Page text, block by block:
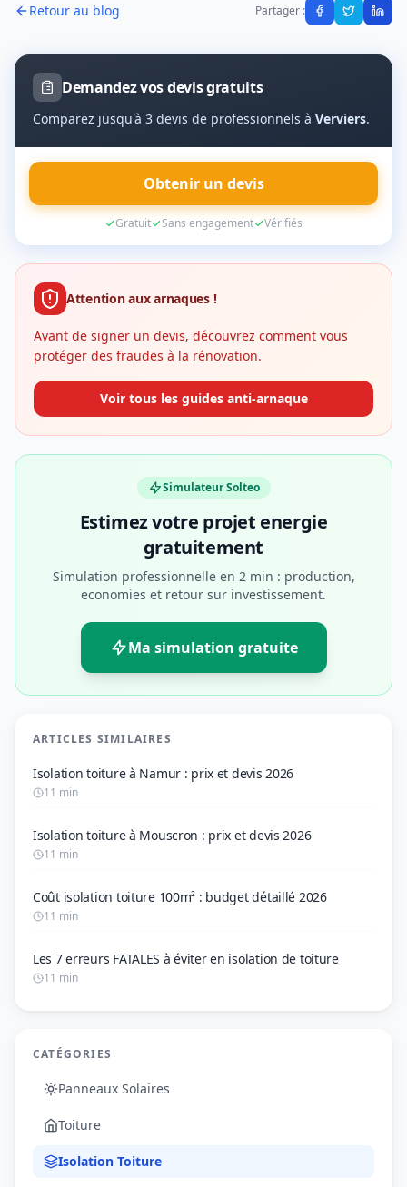
Retour au blog Partager :
Demandez vos devis gratuits
Comparez jusqu'à 3 devis de professionnels à Verviers.
Obtenir un devis
Gratuit Sans engagement Vérifiés
Attention aux arnaques !
Avant de signer un devis, découvrez comment vous
protéger des fraudes à la rénovation.
Voir tous les guides anti-arnaque
Simulateur Solteo
Estimez votre projet energie
gratuitement
Simulation professionnelle en 2 min : production,
economies et retour sur investissement.
Ma simulation gratuite
ARTICLES SIMILAIRES
Isolation toiture à Namur : prix et devis 2026
11 min
Isolation toiture à Mouscron : prix et devis 2026
11 min
Coût isolation toiture 100m² : budget détaillé 2026
11 min
Les 7 erreurs FATALES à éviter en isolation de toiture
11 min
CATÉGORIES
Panneaux Solaires
Toiture
Isolation Toiture